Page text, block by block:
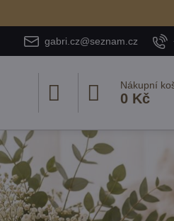
gabri.cz@seznam.cz
Nákupní
0 Kč